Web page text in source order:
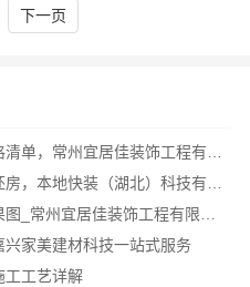
下一页
家美建材科技一站式服务
工工艺详解